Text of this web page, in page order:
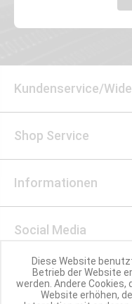
Kundenservice/
Shop Service
Informationen
Social Media
Nachhaltigkeit
Diese Website
Betrieb der Website
werden. Andere
Website erhöhen,